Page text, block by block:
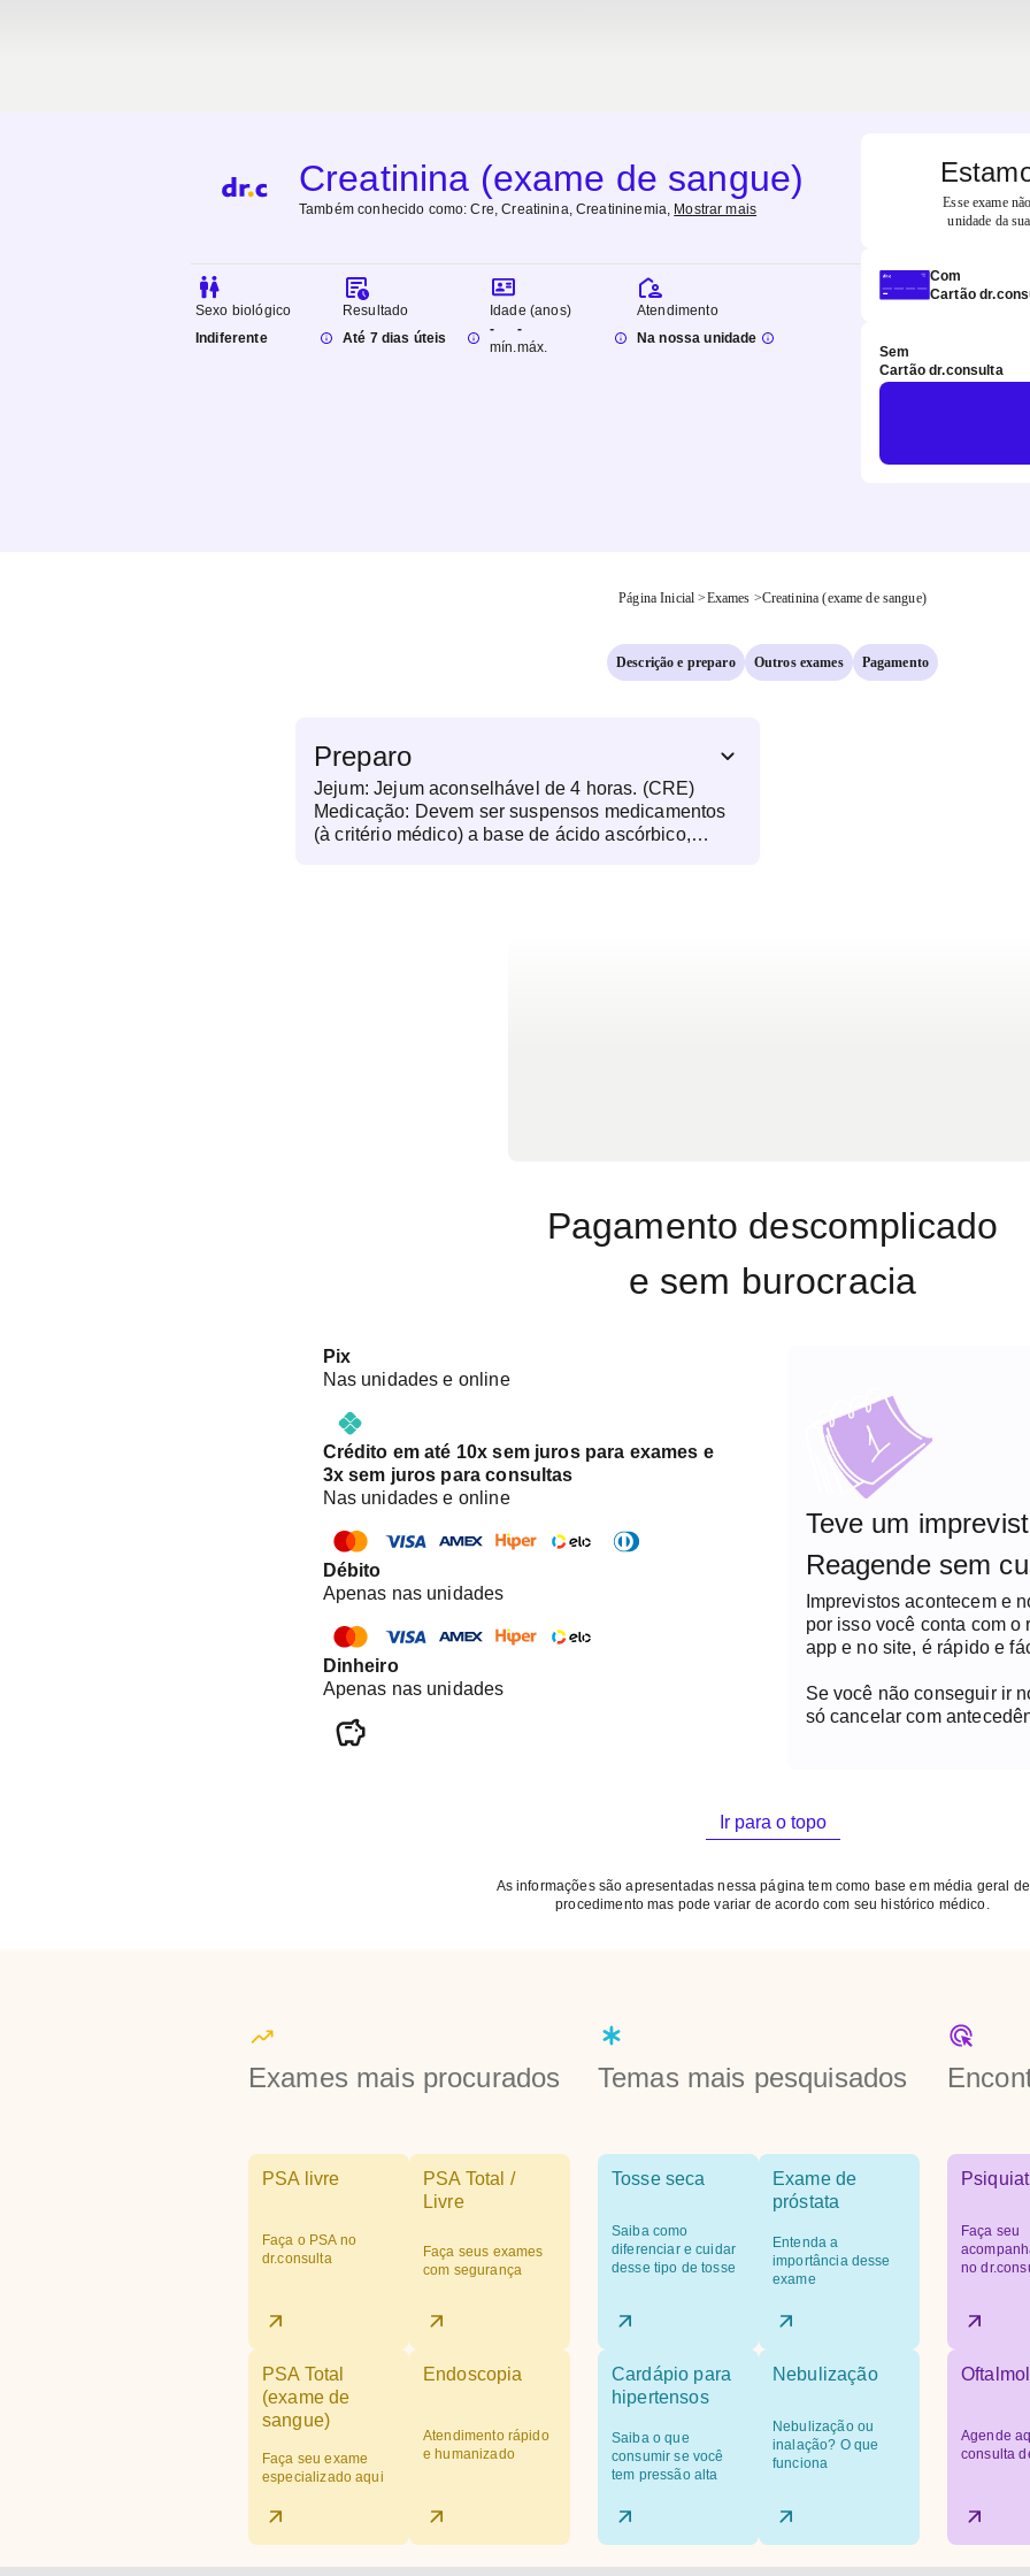
Creatinina (exame de sangue)
Também conhecido como:Cre, Creatinina, Creatininemia Mostrar mais
Sexo biológico
Indiferente
Resultado
Até 7 dias úteis
Idade (anos)
-
mín.
-
máx.
Atendimento
Na nossa unidade
Esse exame
unidade da
Com
Cartão
Sem
Cartão dr.consulta
Página Inicial >Exames >Creatinina (exame de sangue)
Descrição e preparo Outros exames Pagamento
Preparo
Jejum: Jejum aconselhável de 4 horas. (CRE)
Medicação: Devem ser suspensos medicamentos
(à critério médico) a base de ácido ascórbico,
Pagamento descomplicado
e sem burocracia
Pix
Nas unidades e online
Crédito em até 10x sem juros para exames e
3x sem juros para consultas
Nas unidades e online
Débito
Apenas nas unidades
Dinheiro
Apenas nas unidades
Teve um
Reagende sem
Imprevistos acontecem e
por isso você conta com o
app e no site, é rápido e
Se você não conseguir ir
só cancelar com
Ir para o topo
As informações são apresentadas nessa página tem como base em média geral
procedimento mas pode variar de acordo com seu histórico médico.
Exames mais procurados
PSA livre
Faça o PSA no
dr.consulta
PSA Total /
Livre
Faça seus exames
com segurança
PSA Total
(exame de
sangue)
Faça seu exame
especializado aqui
Endoscopia
Atendimento rápido
e humanizado
Temas mais pesquisados
Tosse seca
Saiba como
diferenciar e cuidar
desse tipo de tosse
Exame de
próstata
Entenda a
importância desse
exame
Cardápio para
hipertensos
Saiba o que
consumir se você
tem pressão alta
Nebulização
Nebulização ou
inalação? O que
funciona
Faça seu
no
Agende
consulta